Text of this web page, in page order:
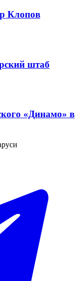
Клопов
штаб
«Динамо» в